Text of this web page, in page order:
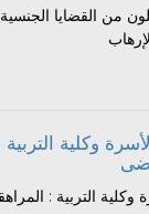
من القضايا
وكلية
وكلية التربية :